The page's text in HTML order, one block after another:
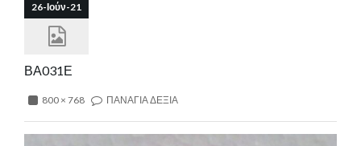
26-Ιούν-21
ΒΑ031Ε
800 × 768 ΠΑΝΑΓΙΑ ΔΕΞΙΑ